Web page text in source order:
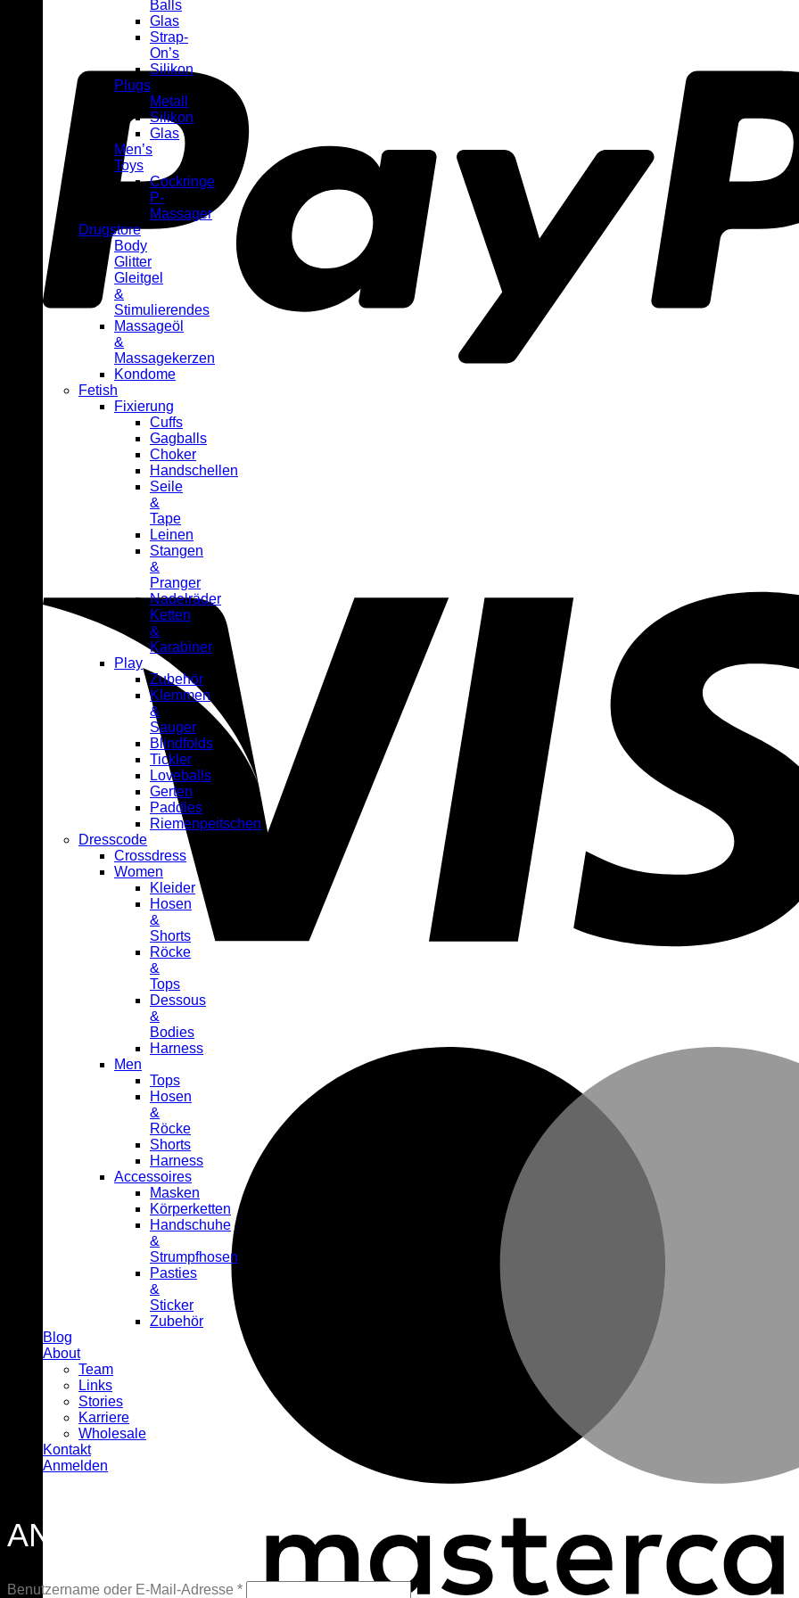
Balls
Glas
Strap-
On’s
Silikon
Plugs
Metall
Silikon
Glas
Men’s
Toys
Cockringe
P-
Massager
Drugstore
Body
Glitter
Gleitgel
&
Stimulierendes
Massageöl
&
Massagekerzen
Kondome
Fetish
Fixierung
Cuffs
Gagballs
Choker
Handschellen
Seile
&
Tape
Leinen
Stangen
&
Pranger
Nadelräder
Ketten
&
Karabiner
Play
Zubehör
Klemmen
&
Sauger
Blindfolds
Tickler
Loveballs
Gerten
Paddles
Riemenpeitschen
Dresscode
Crossdress
Women
Kleider
Hosen
&
Shorts
Röcke
&
Tops
Dessous
&
Bodies
Harness
Men
Tops
Hosen
&
Röcke
Shorts
Harness
Accessoires
Masken
Körperketten
Handschuhe
&
Strumpfhosen
Pasties
&
Sticker
Zubehör
Blog
About
Team
Links
Stories
Karriere
Wholesale
Kontakt
Anmelden
ANMELDEN
Benutzername oder E-Mail-Adresse *Erforderlich